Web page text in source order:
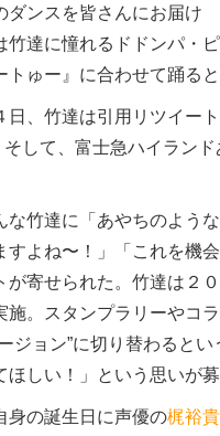
ダンスを皆さんにお届
竹達に憧れるドドンパ・
トゅー』に合わせて踊る
、竹達は引用リツイー
して、富士急ハイラン
竹達に「あやちのよう
すよね〜！」「これを機
が寄せられた。竹達は２
施。スタンプラリーやコ
ジョン”に切り替わると
ほしい！」という思いが募
の誕生日に声優の梶裕貴